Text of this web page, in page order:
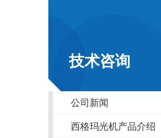
技术咨询
公司新闻
西格玛光机产品介绍